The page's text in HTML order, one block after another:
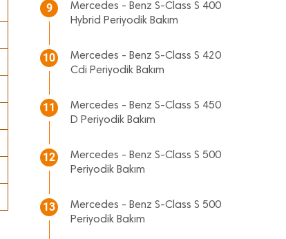
9
Mercedes - Benz S-Class S 400
Hybrid Periyodik Bakım
10
Mercedes - Benz S-Class S 420
Cdi Periyodik Bakım
11
Mercedes - Benz S-Class S 450
D Periyodik Bakım
12
Mercedes - Benz S-Class S 500
Periyodik Bakım
13
Mercedes - Benz S-Class S 500
Periyodik Bakım